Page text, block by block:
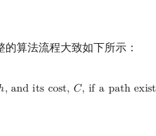
算法流程大致如下所示：
, and its cost, 𝐶, if a path exist